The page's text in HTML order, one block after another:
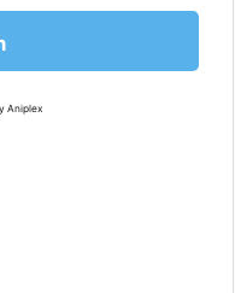
Aniplex